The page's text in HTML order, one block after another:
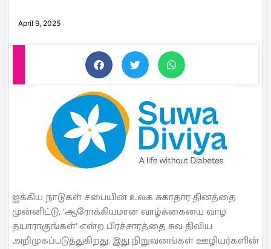
April 9, 2025
ஐக்கிய நாடுகள் சபையின் உலக சுகாதார தினத்தை
முன்னிட்டு, ‘ஆரோக்கியமான வாழ்க்கையை வாழ
தயாராகுங்கள்’ என்ற பிரச்சாரத்தை சுவ திவிய
அறிமுகப்படுத்துகிறது. இது நிறுவனங்கள் ஊழியர்களின்